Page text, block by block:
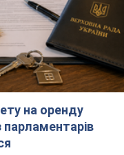
атаку на Одесу:
є постраждалі.
дрони